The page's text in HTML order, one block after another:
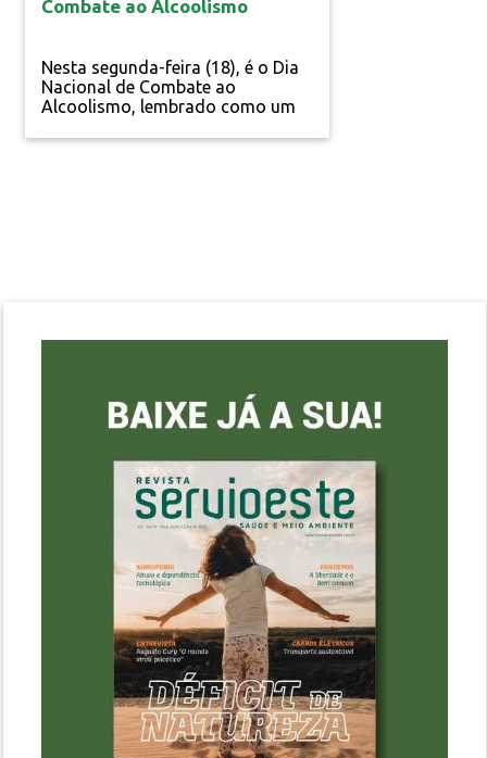
Combate ao Alcoolismo
Nesta segunda-feira (18), é o Dia
Nacional de Combate ao
Alcoolismo, lembrado como um
saúde pública no Brasil. De